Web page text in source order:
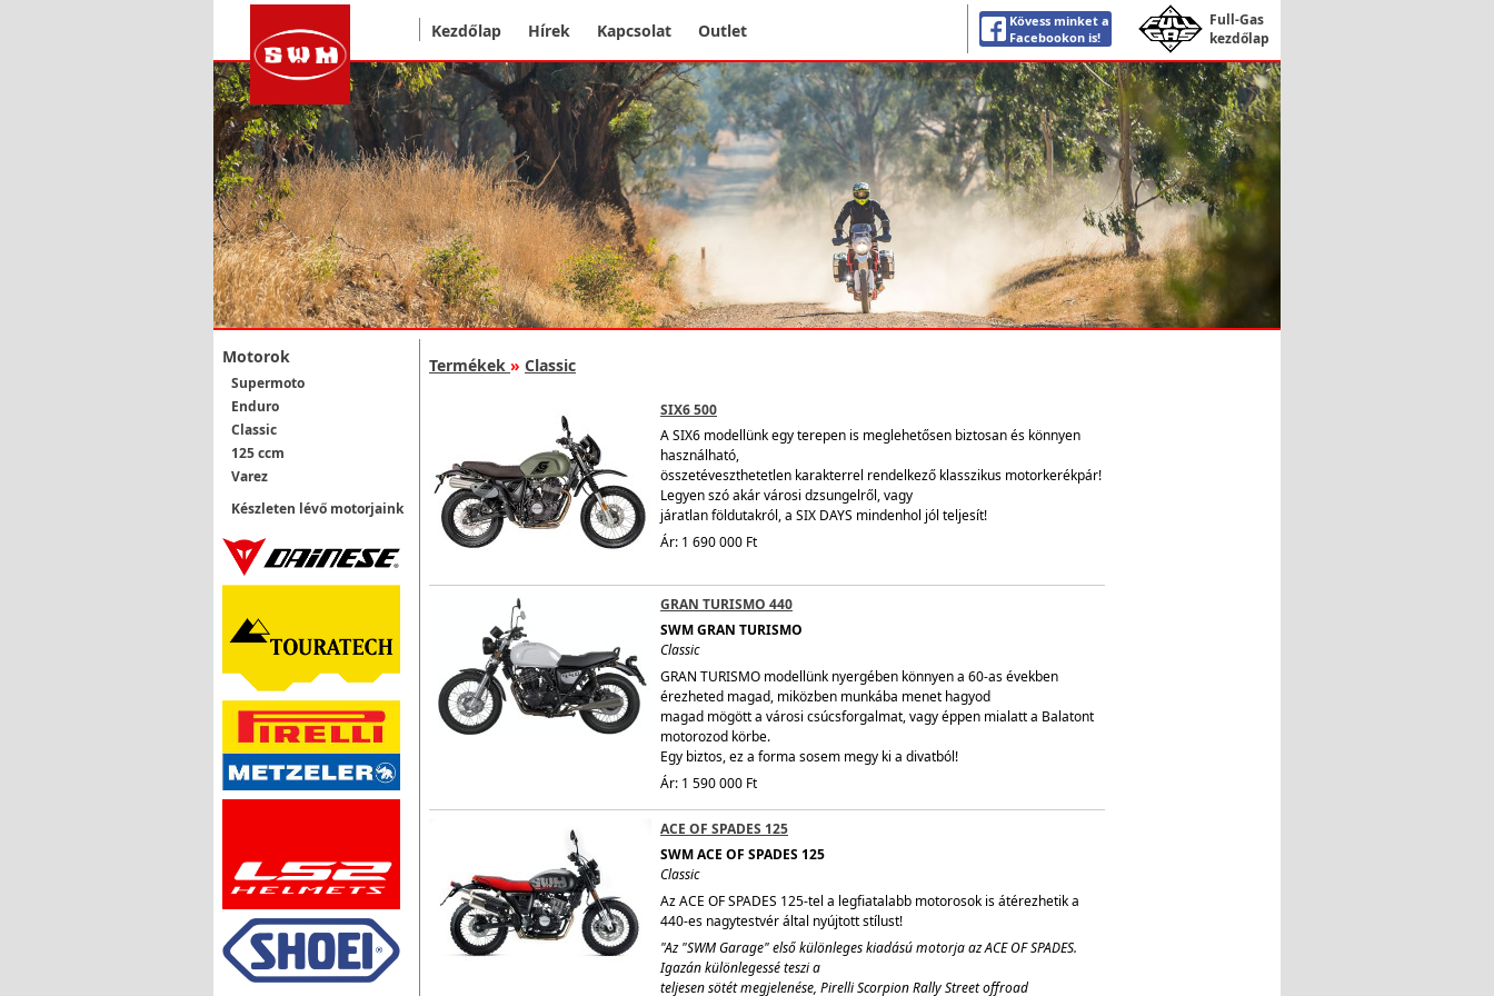
Kezdőlap Hírek Kapcsolat Outlet
Kövess minket a
Facebookon is!
Full-Gas
kezdőlap
Motorok
Supermoto
Enduro
Classic
125 ccm
Varez
Készleten lévő motorjaink
Termékek » Classic
SIX6 500
A SIX6 modellünk egy terepen is meglehetősen biztosan és könnyen
használható,
összetéveszthetetlen karakterrel rendelkező klasszikus motorkerékpár!
Legyen szó akár városi dzsungelről, vagy
járatlan földutakról, a SIX DAYS mindenhol jól teljesít!
Ár: 1 690 000 Ft
GRAN TURISMO 440
SWM GRAN TURISMO
Classic
GRAN TURISMO modellünk nyergében könnyen a 60-as években
érezheted magad, miközben munkába menet hagyod
magad mögött a városi csúcsforgalmat, vagy éppen mialatt a Balatont
motorozod körbe.
Egy biztos, ez a forma sosem megy ki a divatból!
Ár: 1 590 000 Ft
ACE OF SPADES 125
SWM ACE OF SPADES 125
Classic
Az ACE OF SPADES 125-tel a legfiatalabb motorosok is átérezhetik a
440-es nagytestvér által nyújtott stílust!
"Az "SWM Garage" első különleges kiadású motorja az ACE OF SPADES.
Igazán különlegessé teszi a
teljesen sötét megjelenése, Pirelli Scorpion Rally Street offroad